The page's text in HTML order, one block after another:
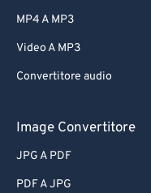
MP4 A MP3
Video A MP3
Convertitore audio
Image Convertitore
JPG A PDF
PDF A JPG